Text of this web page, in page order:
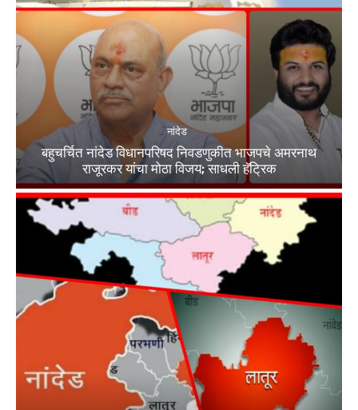
नांदेड
बहुचर्चित नांदेड विधानपरिषद निवडणुकीत भाजपचे अमरनाथ
राजूरकर यांचा मोठा विजय; साधली हॅट्रिक